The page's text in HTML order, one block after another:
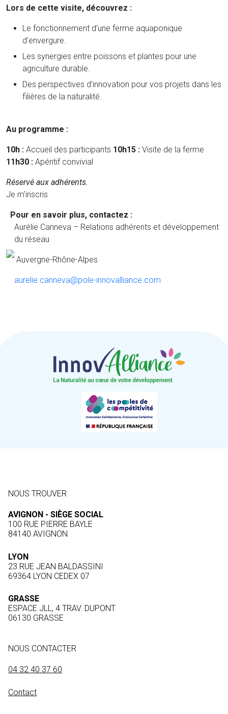
Lors de cette visite, découvrez :
Le fonctionnement d’une ferme aquaponique
d’envergure.
Les synergies entre poissons et plantes pour une
agriculture durable.
Des perspectives d’innovation pour vos projets dans les
filières de la naturalité.
Au programme :
10h : Accueil des participants 10h15 : Visite de la ferme
11h30 : Apéritif convivial
Réservé aux adhérents.
Je m'inscris
Pour en savoir plus, contactez :
Aurélie Canneva – Relations adhérents et développement
du réseau
Auvergne-Rhône-Alpes
aurelie.canneva@pole-innovalliance.com
NOUS TROUVER
AVIGNON - SIÈGE SOCIAL
100 RUE PIERRE BAYLE
84140 AVIGNON
LYON
23 RUE JEAN BALDASSINI
69364 LYON CEDEX 07
GRASSE
ESPACE JLL, 4 TRAV. DUPONT
06130 GRASSE
NOUS CONTACTER
04 32 40 37 60
Contact